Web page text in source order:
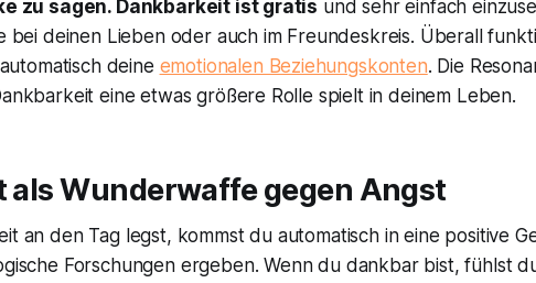
zu sagen. Dankbarkeit ist gratis und sehr einfach
bei deinen Lieben oder auch im Freundeskreis. Überall
deine emotionalen Beziehungskonten. Die
eine etwas größere Rolle spielt in deinem Leben.
als Wunderwaffe gegen Angst
an den Tag legst, kommst du automatisch in eine positive
Forschungen ergeben. Wenn du dankbar bist, fühlst